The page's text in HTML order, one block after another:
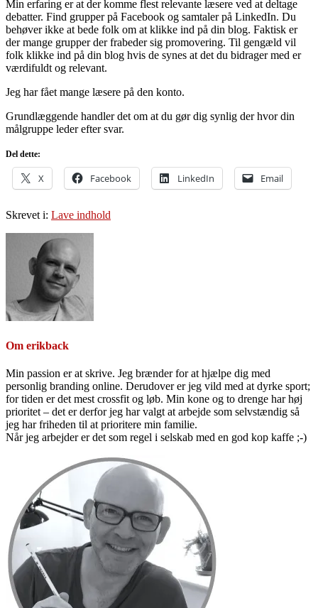
Min erfaring er at der komme flest relevante læsere ved at deltage
debatter. Find grupper på Facebook og samtaler på LinkedIn. Du
behøver ikke at bede folk om at klikke ind på din blog. Faktisk er
der mange grupper der frabeder sig promovering. Til gengæld vil
folk klikke ind på din blog hvis de synes at det du bidrager med er
værdifuldt og relevant.
Jeg har fået mange læsere på den konto.
Grundlæggende handler det om at du gør dig synlig der hvor din
målgruppe leder efter svar.
Del dette:
X Facebook LinkedIn Email
Skrevet i: Lave indhold
Om erikback
Min passion er at skrive. Jeg brænder for at hjælpe dig med
personlig branding online. Derudover er jeg vild med at dyrke sport;
for tiden er det mest crossfit og løb. Min kone og to drenge har høj
prioritet – det er derfor jeg har valgt at arbejde som selvstændig så
jeg har friheden til at prioritere min familie.
Når jeg arbejder er det som regel i selskab med en god kop kaffe ;-)
Sidebar